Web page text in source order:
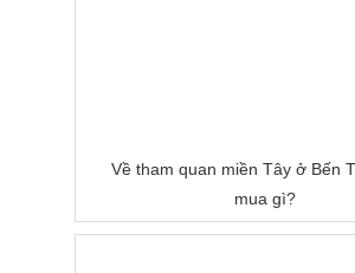
Về tham quan miền Tây ở Bến
mua gì?